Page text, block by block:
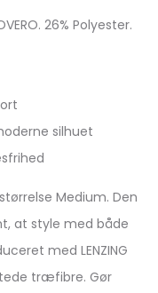
26% Polyester.
silhuet
Medium. Den
at style med både
med LENZING
træfibre. Gør